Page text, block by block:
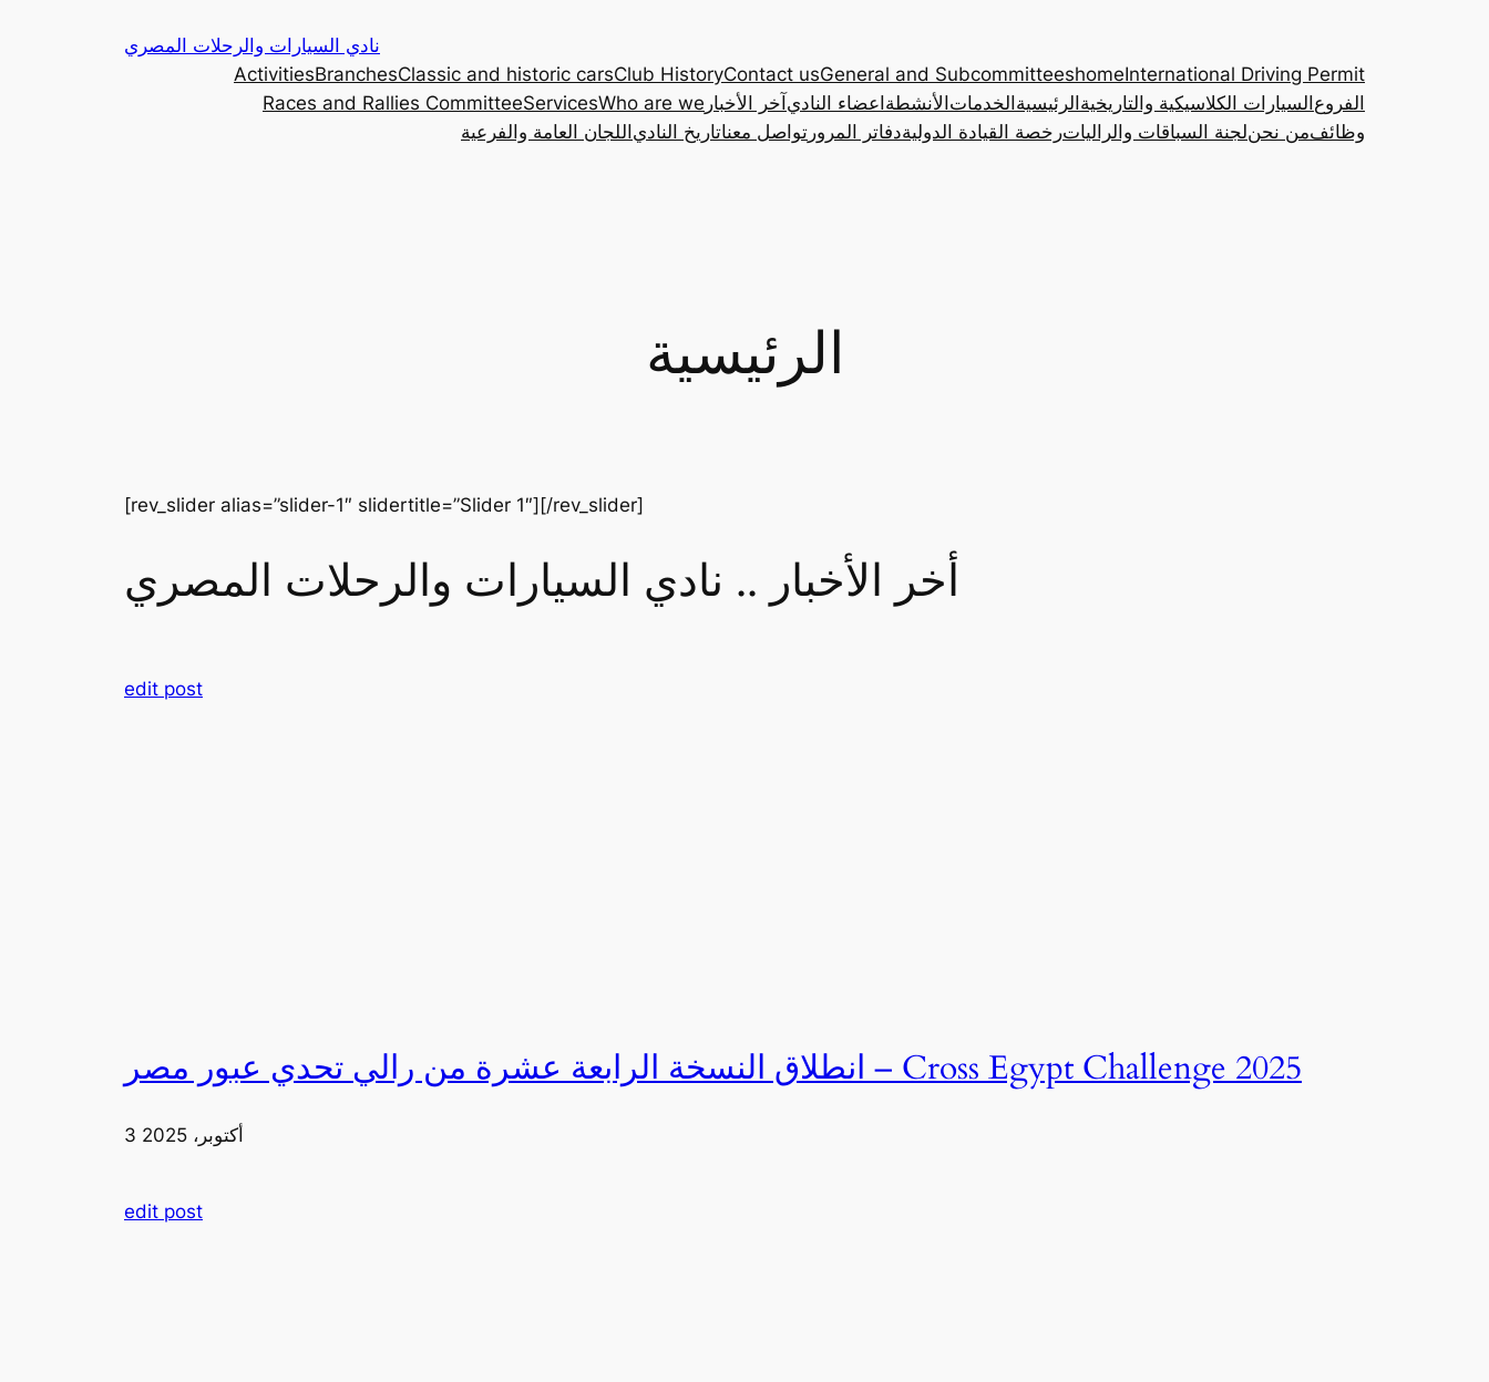
نادي السيارات والرحلات المصري
ActivitiesBranchesClassic and historic carsClub HistoryContact usGeneral and SubcommitteeshomeInternational Driving Permit
Races and Rallies CommitteeServicesWho are we آخر الأخبار اعضاء النادي الأنشطة الخدمات الرئيسية السيارات الكلاسيكية والتاريخية الفروع
اللجان العامة والفرعية تاريخ الناديتواصل معنا دفاتر المروررخصة القيادة الدوليةلجنة السباقات والرالياتمن نحنوظائف
الرئيسية
[rev_slider alias=”slider-1″ slidertitle=”Slider 1″][/rev_slider]
أخر الأخبار .. نادي السيارات والرحلات المصري
edit post
انطلاق النسخة الرابعة عشرة من رالي تحدي عبور مصر – Cross Egypt Challenge 2025
3 أكتوبر، 2025
edit post